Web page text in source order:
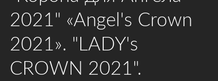
2021" «Angel's Crown
2021». "LADY's
CROWN 2021".